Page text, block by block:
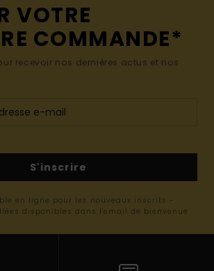
VOTRE
COMMANDE*
recevoir nos dernières actus et nos
S'inscrire
en ligne pour les nouveaux inscrits -
disponibles dans l'email de bienvenue